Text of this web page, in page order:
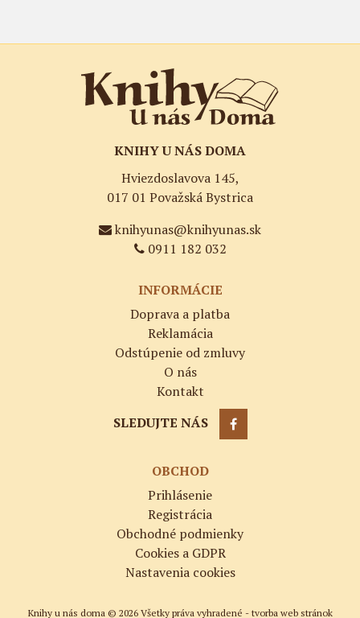
KNIHY U NÁS DOMA
Hviezdoslavova 145,
017 01 Považská Bystrica
knihyunas@knihyunas.sk
0911 182 032
INFORMÁCIE
Doprava a platba
Reklamácia
Odstúpenie od zmluvy
O nás
Kontakt
SLEDUJTE NÁS
OBCHOD
Prihlásenie
Registrácia
Obchodné podmienky
Cookies a GDPR
Nastavenia cookies
Knihy u nás doma © 2026 Všetky práva vyhradené - tvorba web stránok